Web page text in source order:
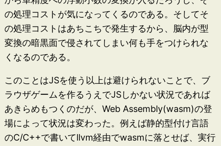
の処理コストが気になってくるのである。そしてそ
の処理コストはあちこちで発生するから、脳内が型
変換の暗黒面で侵されてしまい何も手をつけられな
くなるのである。
このことはJSを使う以上は避けられないことで、ブ
ラウザゲームを作るうえでJSしかない状況であれば
あきらめもつくのだが、Web Assembly(wasm)の登
場によって状況は変わった。例えば静的型付け言語
のC/C++で書いてllvm経由でwasmに落とせば、実行